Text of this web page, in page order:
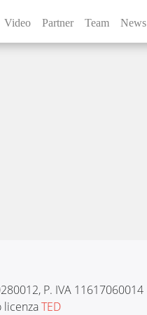
Video Partner Team News
P. IVA 11617060014
licenzaTED